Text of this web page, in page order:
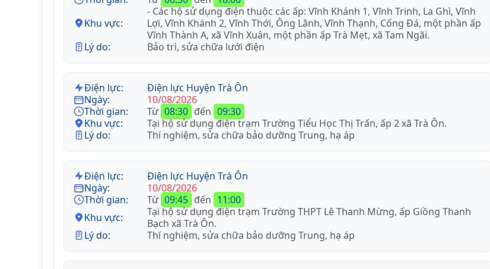
Khu vực:
- Các hộ sử dụng điện thuộc các ấp: Vĩnh Khánh 1, Vĩnh Trinh, La Ghì, Vĩnh
Lợi, Vĩnh Khánh 2, Vĩnh Thới, Ông Lãnh, Vĩnh Thạnh, Cống Đá, một phần ấp
Vĩnh Thành A, xã Vĩnh Xuân, một phần ấp Trà Mẹt, xã Tam Ngãi.
Lý do:
Bảo trì, sửa chữa lưới điện
Điện lực:
Điện lực Huyện Trà Ôn
Ngày:
10/08/2026
Thời gian:
Từ 08:30 đến 09:30
Khu vực:
Tại hộ sử dụng điện trạm Trường Tiểu Học Thị Trấn, ấp 2 xã Trà Ôn.
Lý do:
Thí nghiệm, sửa chữa bảo dưỡng Trung, hạ áp
Điện lực:
Điện lực Huyện Trà Ôn
Ngày:
10/08/2026
Thời gian:
Từ 09:45 đến 11:00
Khu vực:
Tại hộ sử dụng điện trạm Trường THPT Lê Thanh Mừng, ấp Giồng Thanh
Bạch xã Trà Ôn.
Lý do:
Thí nghiệm, sửa chữa bảo dưỡng Trung, hạ áp